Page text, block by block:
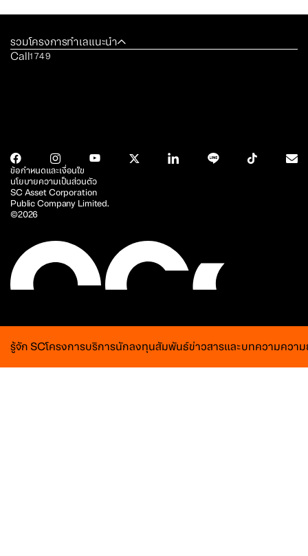
รวมโครงการทำเลแนะนำ
Call1749
SC Asset Corporation
Public Company Limited.
©2026
ข้อกำหนดและเงื่อนไข
นโยบายความเป็นส่วนตัว
รู้จัก SCโครงการบริการนักลงทุนสัมพันธ์ข่าวสารและบทความควา